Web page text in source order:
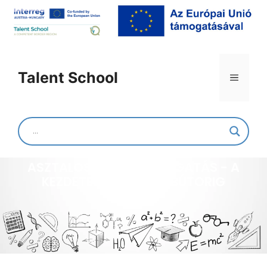
Talent School
Mittelschule Ratten